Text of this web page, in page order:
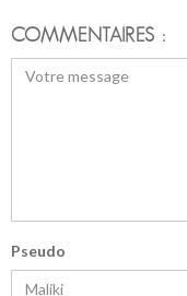
COMMENTAIRES :
Pseudo